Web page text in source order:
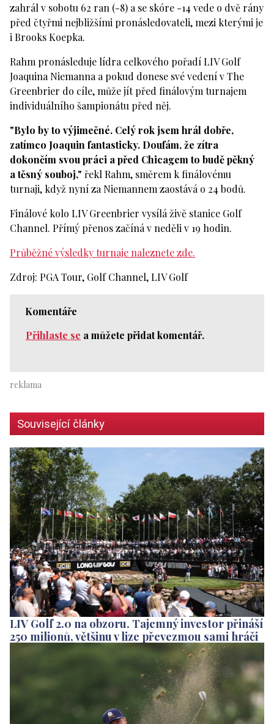
zahrál v sobotu 62 ran (-8) a se skóre -14 vede o dvě rány
před čtyřmi nejbližšími pronásledovateli, mezi kterými je
i Brooks Koepka.
Rahm pronásleduje lídra celkového pořadí LIV Golf
Joaquina Niemanna a pokud donese své vedení v The
Greenbrier do cíle, může jít před finálovým turnajem
individuálního šampionátu před něj.
"Bylo by to výjimečné. Celý rok jsem hrál dobře,
zatímco Joaquin fantasticky. Doufám, že zítra
dokončím svou práci a před Chicagem to budě pěkný
a těsný souboj," řekl Rahm, směrem k finálovému
turnaji, když nyní za Niemannem zaostává o 24 bodů.
Finálové kolo LIV Greenbrier vysílá živě stanice Golf
Channel. Přímý přenos začíná v neděli v 19 hodin.
Průběžné výsledky turnaje naleznete zde.
Zdroj: PGA Tour, Golf Channel, LIV Golf
Komentáře
Přihlaste se a můžete přidat komentář.
Související články
LIV Golf 2.0 na obzoru. Tajemný investor přináší
250 milionů, většinu v lize převezmou sami hráči